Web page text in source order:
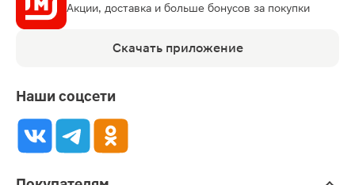
Акции, доставка и больше бонусов за покупки
Скачать приложение
Наши соцсети